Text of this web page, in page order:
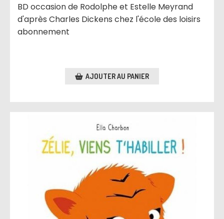
BD occasion de Rodolphe et Estelle Meyrand
d'après Charles Dickens chez l'école des loisirs
abonnement
AJOUTER AU PANIER